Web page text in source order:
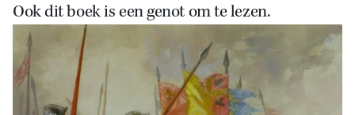
Ook dit boek is een genot om te lezen.